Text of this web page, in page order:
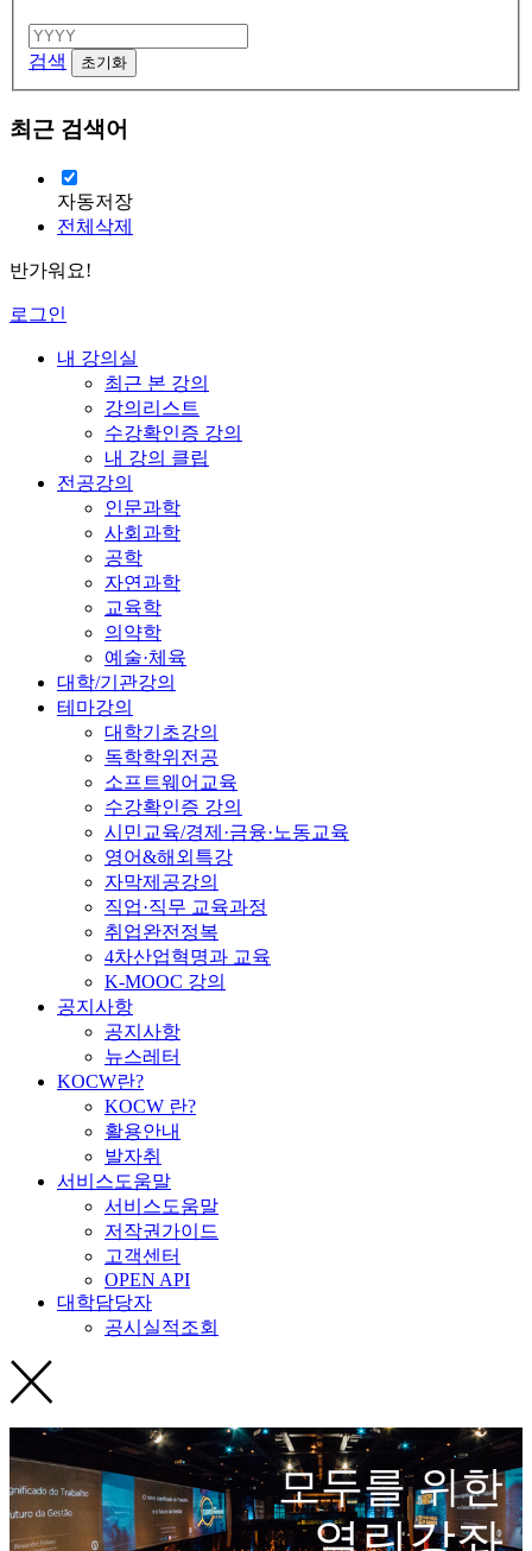
검색
최근 검색어
자동저장
전체삭제
반가워요!
로그인
내 강의실
최근 본 강의
강의리스트
수강확인증 강의
내 강의 클립
전공강의
인문과학
사회과학
공학
자연과학
교육학
의약학
예술·체육
대학/기관강의
테마강의
대학기초강의
독학학위전공
소프트웨어교육
수강확인증 강의
시민교육/경제·금융·노동교육
영어&해외특강
자막제공강의
직업·직무 교육과정
취업완전정복
4차산업혁명과 교육
K-MOOC 강의
공지사항
공지사항
뉴스레터
KOCW란?
KOCW 란?
활용안내
발자취
서비스도움말
서비스도움말
저작권가이드
고객센터
OPEN API
대학담당자
공시실적조회
모두를 위한